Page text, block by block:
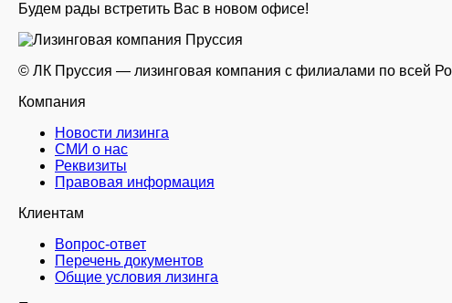
Будем рады встретить Вас в новом офисе!
© ЛК Пруссия — лизинговая компания с филиалами по всей
Компания
Новости лизинга
СМИ о нас
Реквизиты
Правовая информация
Клиентам
Вопрос-ответ
Перечень документов
Общие условия лизинга